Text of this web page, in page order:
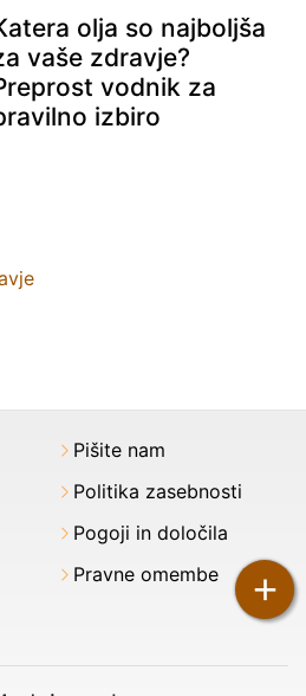
+
olja so najboljša
vaše zdravje?
vodnik za
izbiro
Pišite nam
Politika zasebnosti
Pogoji in določila
Pravne omembe